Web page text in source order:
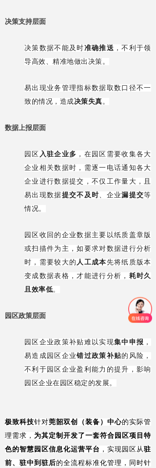
决策支持层面
决策数据不能及时准确推送 ，不利于领
导高效、精准地做出决策。
易出现业务管理指标数据取数口径不一
致的情况，造成决策失真 。
数据上报层面
园区 入驻企业多 ，在园区需要收集各大
企业相关数据时，需逐一电话通知各大
企业进行数据提交，不仅工作量大，且
易出现数据提交不及时 、企业漏提交等
情况。
园区收回的企业数据主要以纸质盖章版
或扫描件为主，如要求对数据进行分析
时，需要较大的 人工成本先将纸质版本
变成数据表格，才能进行分析， 耗时久
且效率低。
园区政策层面
园区企业政策补贴难以实现集中申报 ，
易造成园区企业错过政策补贴的风险，
不利于园区企业盈利能力的提升，影响
园区企业在园区稳定的发展。
极致科技针对莞韶双创（装备）中心的实际管
理需求， 为其定制开发了一套符合园区项目特
色的智慧园区信息化运营平台 ，实现园区从驻
前、驻中到驻后的全流程标准化管理，同时针